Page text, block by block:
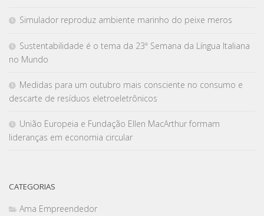
Simulador reproduz ambiente marinho do peixe meros
Sustentabilidade é o tema da 23ª Semana da Língua Italiana
no Mundo
Medidas para um outubro mais consciente no consumo e
descarte de resíduos eletroeletrônicos
União Europeia e Fundação Ellen MacArthur formam
lideranças em economia circular
CATEGORIAS
Ama Empreendedor